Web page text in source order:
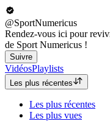
@SportNumericus
Rendez-vous ici pour
de Sport Numericus !
Suivre
VidéosPlaylists
Les plus récentes
Les plus récentes
Les plus vues